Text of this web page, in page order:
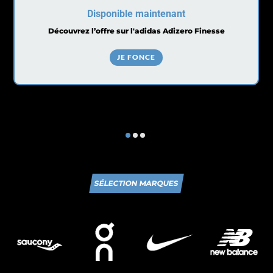
Disponible maintenant
Découvrez l’offre sur l'adidas Adizero Finesse
JE FONCE
SÉLECTION MARQUES